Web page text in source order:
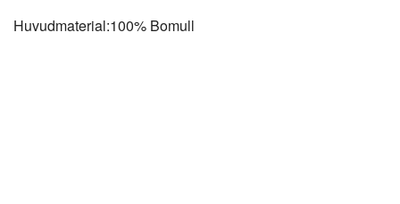
Huvudmaterial:100% Bomull